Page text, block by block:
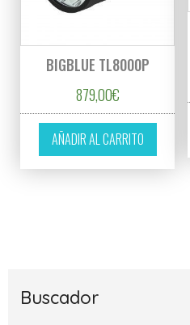
BIGBLUE TL8000P
879,00€
AÑADIR AL CARRITO
Buscador